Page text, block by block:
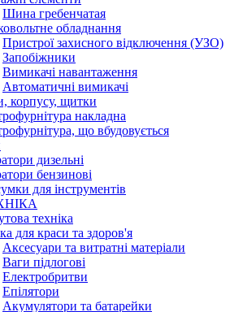
Шина гребенчатая
обладнання
Пристрої захисного відключення (УЗО)
Запобіжники
Вимикачі навантаження
Автоматичні вимикачі
корпусу, щитки
накладна
що вбудовується
дизельні
бензинові
для інструментів
техніка
для краси та здоров'я
Аксесуари та витратні матеріали
Ваги підлогові
Електробритви
Епілятори
Акумулятори та батарейки